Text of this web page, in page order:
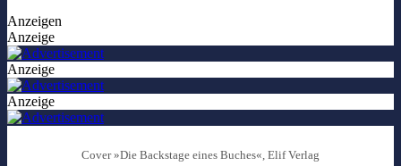
Anzeigen
Anzeige
Anzeige
Anzeige
Cover »Die Backstage eines Buches«, Elif Verlag